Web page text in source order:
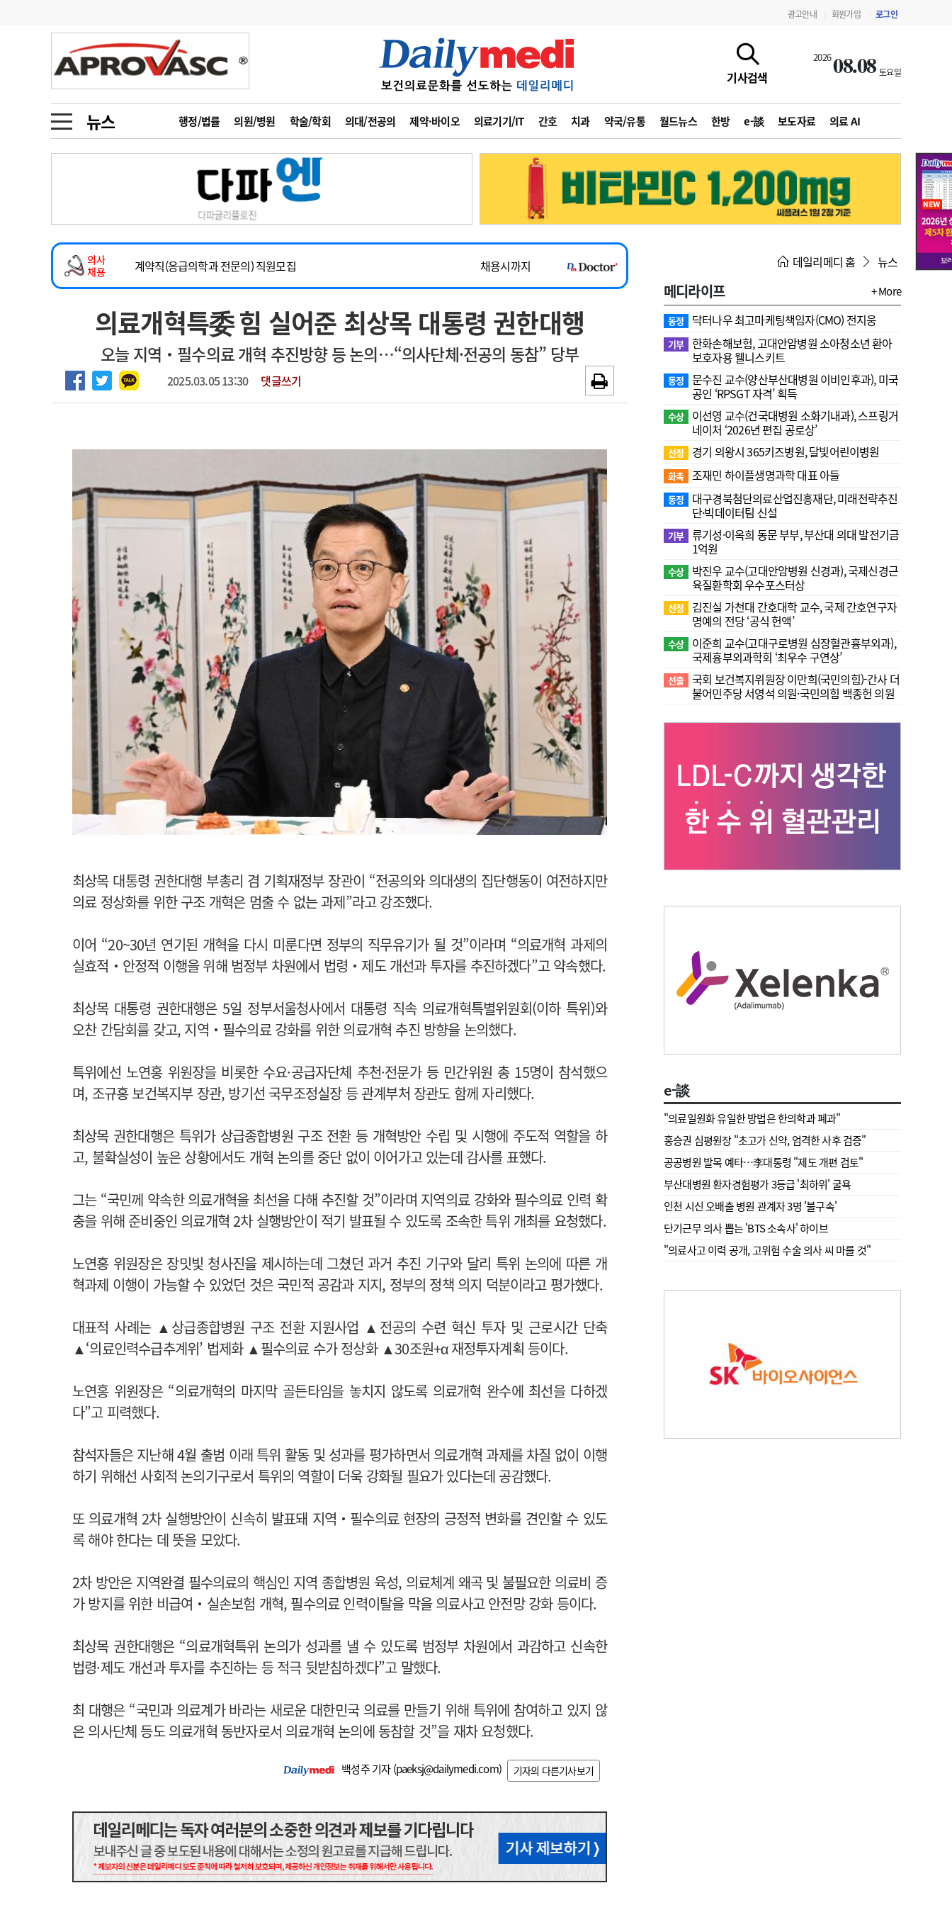
광고안내 회원가입 로그인
기사검색
202608.08 토요일
뉴스 행정/법률 의원/병원 학술/학회 의대/전공의 제약·바이오 의료기기/IT 간호 치과 약국/유통 월드뉴스 한방 e-談 보도자료 의료 AI
금주의 검색어
1
의사인력 수급 추계
2
성분명 처방
3
AI의료
4
전공의 모집 결과
6
관리급여 실시
지필공 지원책
수련환경 개선
의과대학 입시
메디인포 인사 사고
오피니언 칼럼 수첩
인물 초대석 피플
동영상뉴스
포토뉴스
메디 Hospital 지역병원 중소병원
인포메이션 행정처분 판례 정책/통계 공시 약제급여 심사 결과
고객센터 회사소개 법적고지 광고안내
의사
채용
2026년 하반기 인턴 모집
~2026-08-31
마취통증의학과 임기제 임상의사 채용
채용시까지
계약직(응급의학과 전문의) 직원모집
채용시까지
하반기 전공의(레지던트1년차) 모집
~2026-08-15
2026년 하반기 인턴 모집
~2026-08-31
마취통증의학과 임기제 임상의사 채용
채용시까지
의료개혁특委 힘 실어준 최상목 대통령 권한대행
오늘 지역‧필수의료 개혁 추진방향 등 논의…“의사단체·전공의 동참” 당부
2025.03.05 13:30 댓글쓰기
최상목 대통령 권한대행 부총리 겸 기획재정부 장관이 “전공의와 의대생의 집단행동이 여전하지만
의료 정상화를 위한 구조 개혁은 멈출 수 없는 과제”라고 강조했다.
이어 “20~30년 연기된 개혁을 다시 미룬다면 정부의 직무유기가 될 것”이라며 “의료개혁 과제의
실효적‧안정적 이행을 위해 범정부 차원에서 법령‧제도 개선과 투자를 추진하겠다”고 약속했다.
최상목 대통령 권한대행은 5일 정부서울청사에서 대통령 직속 의료개혁특별위원회(이하 특위)와
오찬 간담회를 갖고, 지역‧필수의료 강화를 위한 의료개혁 추진 방향을 논의했다.
특위에선 노연홍 위원장을 비롯한 수요·공급자단체 추천·전문가 등 민간위원 총 15명이 참석했으
며, 조규홍 보건복지부 장관, 방기선 국무조정실장 등 관계부처 장관도 함께 자리했다.
최상목 권한대행은 특위가 상급종합병원 구조 전환 등 개혁방안 수립 및 시행에 주도적 역할을 하
고, 불확실성이 높은 상황에서도 개혁 논의를 중단 없이 이어가고 있는데 감사를 표했다.
그는 “국민께 약속한 의료개혁을 최선을 다해 추진할 것”이라며 지역의료 강화와 필수의료 인력 확
충을 위해 준비중인 의료개혁 2차 실행방안이 적기 발표될 수 있도록 조속한 특위 개최를 요청했다.
노연홍 위원장은 장밋빛 청사진을 제시하는데 그쳤던 과거 추진 기구와 달리 특위 논의에 따른 개
혁과제 이행이 가능할 수 있었던 것은 국민적 공감과 지지, 정부의 정책 의지 덕분이라고 평가했다.
대표적 사례는 ▲상급종합병원 구조 전환 지원사업 ▲전공의 수련 혁신 투자 및 근로시간 단축
▲‘의료인력수급추계위’ 법제화 ▲필수의료 수가 정상화 ▲30조원+α 재정투자계획 등이다.
노연홍 위원장은 “의료개혁의 마지막 골든타임을 놓치지 않도록 의료개혁 완수에 최선을 다하겠
다”고 피력했다.
참석자들은 지난해 4월 출범 이래 특위 활동 및 성과를 평가하면서 의료개혁 과제를 차질 없이 이행
하기 위해선 사회적 논의기구로서 특위의 역할이 더욱 강화될 필요가 있다는데 공감했다.
또 의료개혁 2차 실행방안이 신속히 발표돼 지역‧필수의료 현장의 긍정적 변화를 견인할 수 있도
록 해야 한다는 데 뜻을 모았다.
2차 방안은 지역완결 필수의료의 핵심인 지역 종합병원 육성, 의료체계 왜곡 및 불필요한 의료비 증
가 방지를 위한 비급여‧실손보험 개혁, 필수의료 인력이탈을 막을 의료사고 안전망 강화 등이다.
최상목 권한대행은 “의료개혁특위 논의가 성과를 낼 수 있도록 범정부 차원에서 과감하고 신속한
법령·제도 개선과 투자를 추진하는 등 적극 뒷받침하겠다”고 말했다.
최 대행은 “국민과 의료계가 바라는 새로운 대한민국 의료를 만들기 위해 특위에 참여하고 있지 않
은 의사단체 등도 의료개혁 동반자로서 의료개혁 논의에 동참할 것”을 재차 요청했다.
백성주 기자 (paeksj@dailymedi.com) 기자의 다른기사보기
데일리메디 홈 뉴스
메디라이프 + More
동정 닥터나우 최고마케팅책임자(CMO) 전지웅
기부 한화손해보험, 고대안암병원 소아청소년 환아
보호자용 웰니스키트
동정
문수진 교수( 양산부산대병원 이비인후과), 미국
공인 ‘RPSGT 자격’ 획득
수상
이선영 교수(건국대병원 소화기내과), 스프링거
네이처 ‘2026년 편집 공로상’
선정 경기 의왕시 365키즈병원, 달빛어린이병원
화촉 조재민 하이플생명과학 대표 아들
동정
대구경북첨단의료산업진흥재단, 미래전략추진
단·빅데이터팀 신설
기부 류기성·이옥희 동문 부부, 부산대 의대 발전기금
1억원
수상
박진우 교수(고대안암병원 신경과), 국제신경근
육질환학회 우수포스터상
선정
김진실 가천대 간호대학 교수, 국제 간호연구자
명예의 전당 ‘공식 헌액’
수상
이준희 교수(고대구로병원 심장혈관흉부외과),
국제흉부외과학회 ‘최우수 구연상’
선출 국회 보건복지위원장 이만희(국민의힘)-간사 더
불어민주당 서영석 의원·국민의힘 백종헌 의원
e-談
"의료일원화 유일한 방법은 한의학과 폐과"
홍승권 심평원장 " 초고가 신약, 엄격한 사후 검증"
공공병원 발목 예타…李대통령 "제도 개편 검토"
부산대병원 환자경험평가 3등급 '최하위' 굴욕
인천 시신 오배출 병원 관계자 3명 '불구속'
단기근무 의사 뽑는 'BTS 소속사' 하이브
"의료사고 이력 공개, 고위험 수술 의사 씨 마를 것"